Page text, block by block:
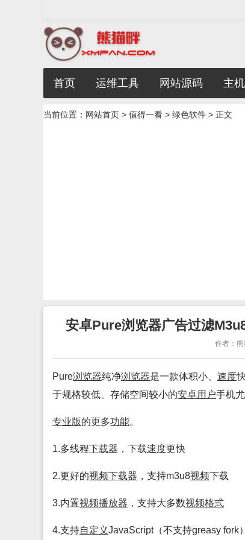
首页 运维工具 网站源码 主
当前位置： 网站首页 > 值得一看 > 绿色软件 > 正文
安卓Pure浏览器广告过滤
作者：
Pure浏览器纯净浏览器是一款体积小、 速度
于规格较低、存储空间较小的安卓用户手机尤
专业版的更多功能。
1.多线程下载器 ，下载速度更快
2.更好的视频下载器 ，支持m3u8视频下载
3.内置视频播放器 ，支持大多数视频格式
4.支持自定义JavaScript（不支持greasy fork